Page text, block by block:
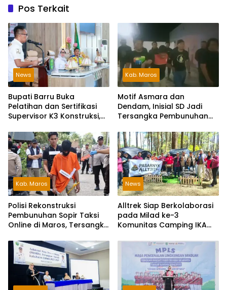
Pos Terkait
News
Bupati Barru Buka
Pelatihan dan Sertifikasi
Supervisor K3 Konstruksi,
Accident
Kab. Maros
Motif Asmara dan
Dendam, Inisial SD Jadi
Tersangka Pembunuhan
Kab. Maros
Polisi Rekonstruksi
Pembunuhan Sopir Taksi
Online di Maros, Tersangka
News
Alltrek Siap Berkolaborasi
pada Milad ke-3
Komunitas Camping IKA
Malino